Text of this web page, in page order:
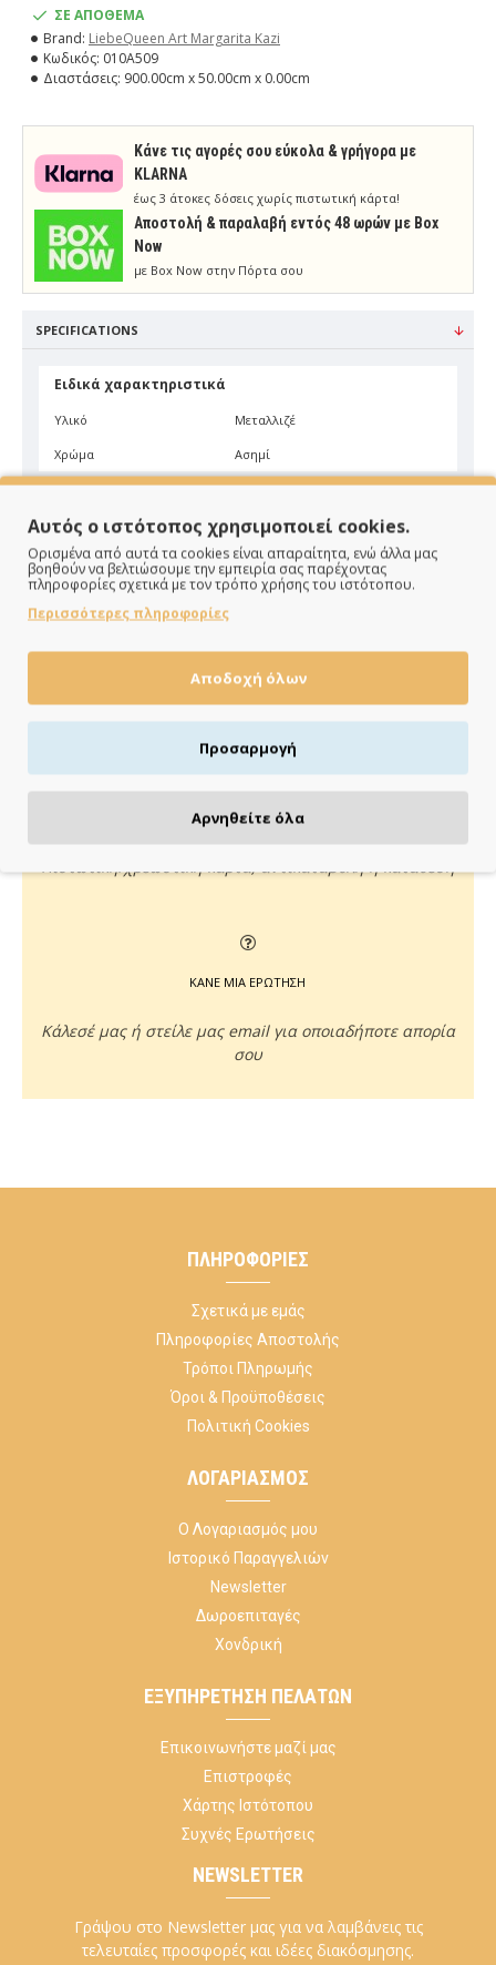
ΣΕ ΑΠΟΘΕΜΑ
Brand: LiebeQueen Art Margarita Kazi
Κωδικός: 010A509
Διαστάσεις: 900.00cm x 50.00cm x 0.00cm
Κάνε τις αγορές σου εύκολα & γρήγορα με
KLARNA
έως 3 άτοκες δόσεις χωρίς πιστωτική κάρτα!
Aποστολή & παραλαβή εντός 48 ωρών με Box
Now
με Box Now στην Πόρτα σου
SPECIFICATIONS
Ειδικά χαρακτηριστικά
Υλικό Μεταλλιζέ
Χρώμα Ασημί
Άμεση αποστολή της παραγγελίας σου σε 1 - 2 εργάσιμες
ημέρες
ΠΛΗΡΩΝΕΙΣ ΟΠΩΣ ΘΕΣ
Πιστωτική/χρεωστική κάρτα, αντικαταβολή ή κατάθεση
ΚΑΝΕ ΜΙΑ ΕΡΩΤΗΣΗ
Κάλεσέ μας ή στείλε μας email για οποιαδήποτε απορία
σου
ΠΛΗΡΟΦΟΡΊΕΣ
Σχετικά με εμάς
Πληροφορίες Αποστολής
Τρόποι Πληρωμής
Όροι & Προϋποθέσεις
Πολιτική Cookies
ΛΟΓΑΡΙΑΣΜΌΣ
Ο Λογαριασμός μου
Ιστορικό Παραγγελιών
Newsletter
Δωροεπιταγές
Χονδρική
ΕΞΥΠΗΡΈΤΗΣΗ ΠΕΛΑΤΏΝ
Επικοινωνήστε μαζί μας
Επιστροφές
Χάρτης Ιστότοπου
Συχνές Ερωτήσεις
NEWSLETTER
Γράψου στο Newsletter μας για να λαμβάνεις τις
τελευταίες προσφορές και ιδέες διακόσμησης.
Αυτός ο ιστότοπος χρησιμοποιεί cookies.
Ορισμένα από αυτά τα cookies είναι απαραίτητα, ενώ άλλα μας
βοηθούν να βελτιώσουμε την εμπειρία σας παρέχοντας
πληροφορίες σχετικά με τον τρόπο χρήσης του ιστότοπου.
Περισσότερες πληροφορίες
Αποδοχή όλων
Προσαρμογή
Αρνηθείτε όλα